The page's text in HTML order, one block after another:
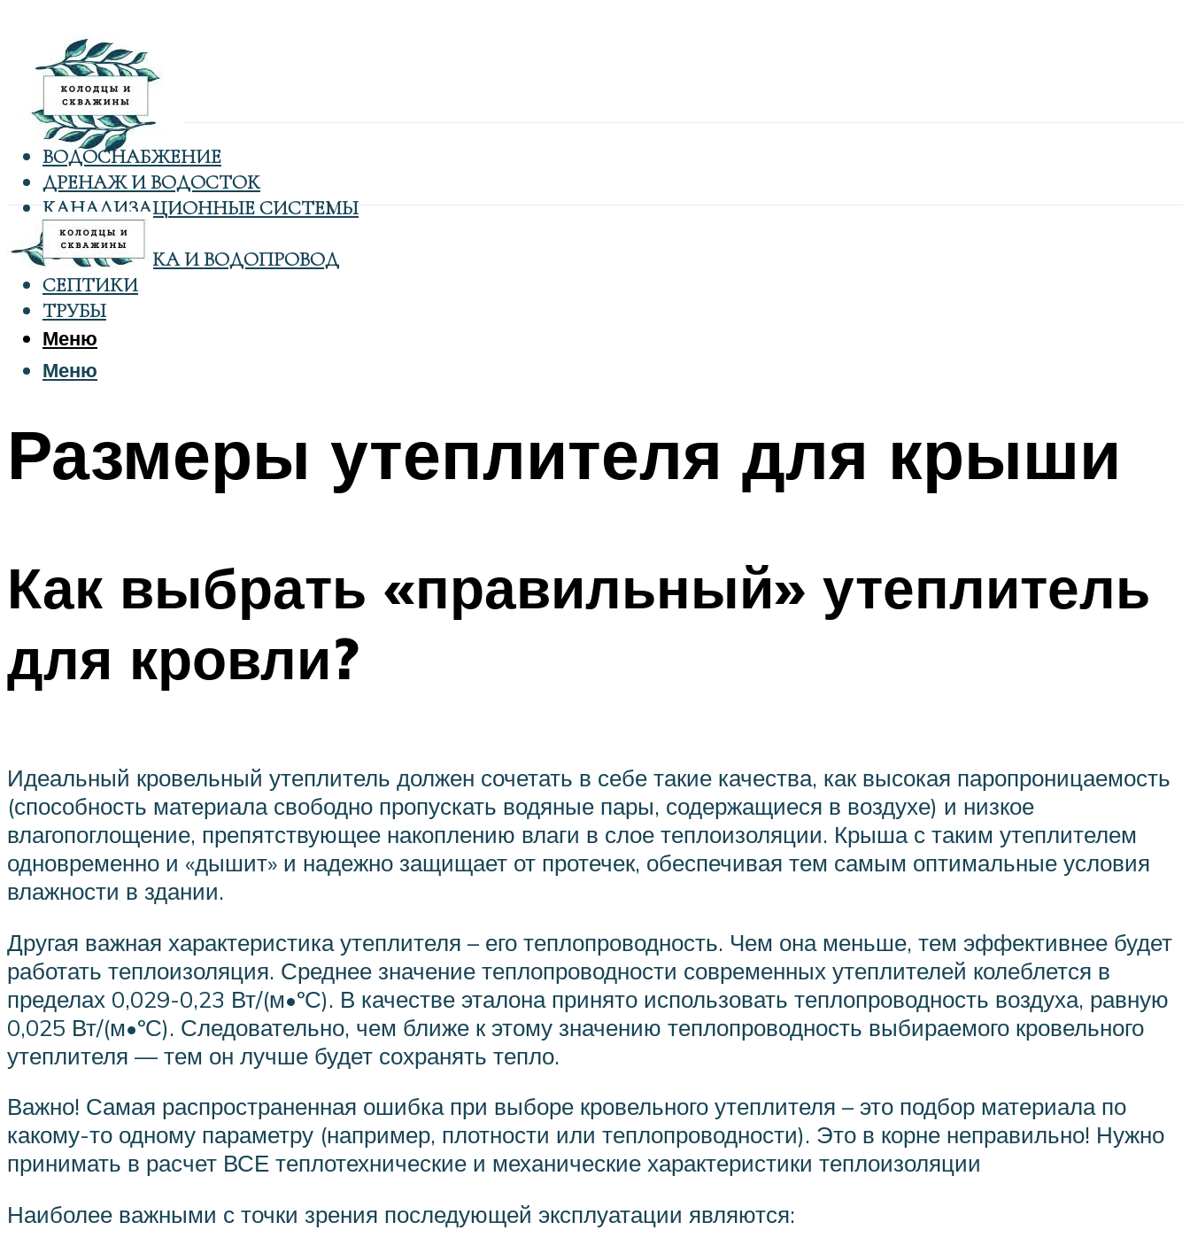
ВОДОСНАБЖЕНИЕ
ДРЕНАЖ И ВОДОСТОК
КАНАЛИЗАЦИОННЫЕ СИСТЕМЫ
КОЛОДЦЫ
САНТЕХНИКА И ВОДОПРОВОД
СЕПТИКИ
ТРУБЫ
Меню
Меню
Размеры утеплителя для крыши
Как выбрать «правильный» утеплитель
для кровли?
Идеальный кровельный утеплитель должен сочетать в себе такие качества, как высокая паропроницаемость
(способность материала свободно пропускать водяные пары, содержащиеся в воздухе) и низкое
влагопоглощение, препятствующее накоплению влаги в слое теплоизоляции. Крыша с таким утеплителем
одновременно и «дышит» и надежно защищает от протечек, обеспечивая тем самым оптимальные условия
влажности в здании.
Другая важная характеристика утеплителя – его теплопроводность. Чем она меньше, тем эффективнее будет
работать теплоизоляция. Среднее значение теплопроводности современных утеплителей колеблется в
пределах 0,029-0,23 Вт/(м•ºС). В качестве эталона принято использовать теплопроводность воздуха, равную
0,025 Вт/(м•ºС). Следовательно, чем ближе к этому значению теплопроводность выбираемого кровельного
утеплителя — тем он лучше будет сохранять тепло.
Важно! Самая распространенная ошибка при выборе кровельного утеплителя – это подбор материала по
какому-то одному параметру (например, плотности или теплопроводности). Это в корне неправильно! Нужно
принимать в расчет ВСЕ теплотехнические и механические характеристики теплоизоляции
Наиболее важными с точки зрения последующей эксплуатации являются: